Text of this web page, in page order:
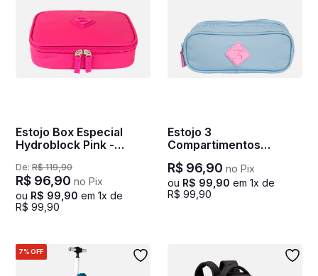
Estojo Box Especial
Hydroblock Pink -
De: R$ 119,90
R$ 96,90 no Pix
ou R$ 99 90 em 1x de
R$ 99 90
Estojo 3
Compartimentos
Hydroblock Sky - Azul
R$ 96,90 no Pix
ou R$ 99 90 em 1x de
R$ 99 90
7%OFF